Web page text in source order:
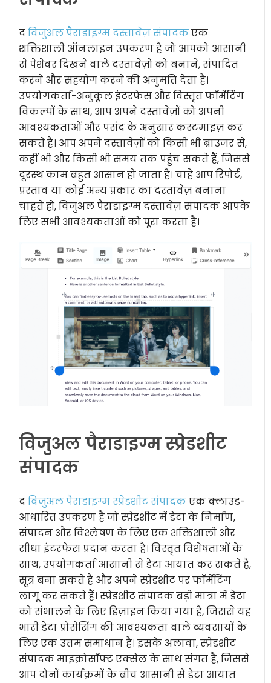
दविजुअल पैराडाइग्म दस्तावेज़ संपादकएक
शक्तिशाली ऑनलाइन उपकरण है जो आपको आसानी
से पेशेवर दिखने वाले दस्तावेज़ों को बनाने, संपादित
करने और सहयोग करने की अनुमति देता है।
उपयोगकर्ता-अनुकूल इंटरफेस और विस्तृत फॉर्मेटिंग
विकल्पों के साथ, आप अपने दस्तावेज़ों को अपनी
आवश्यकताओं और पसंद के अनुसार कस्टमाइज़ कर
सकते हैं। आप अपने दस्तावेज़ों को किसी भी ब्राउज़र से,
कहीं भी और किसी भी समय तक पहुंच सकते हैं, जिससे
दूरस्थ काम बहुत आसान हो जाता है। चाहे आप रिपोर्ट,
प्रस्ताव या कोई अन्य प्रकार का दस्तावेज़ बनाना
चाहते हों, विजुअल पैराडाइग्म दस्तावेज़ संपादक आपके
लिए सभी आवश्यकताओं को पूरा करता है।
विजुअल पैराडाइग्म स्प्रेडशीट
संपादक
दविजुअल पैराडाइग्म स्प्रेडशीट संपादकएक क्लाउड-
आधारित उपकरण है जो स्प्रेडशीट में डेटा के निर्माण,
संपादन और विश्लेषण के लिए एक शक्तिशाली और
सीधा इंटरफेस प्रदान करता है। विस्तृत विशेषताओं के
साथ, उपयोगकर्ता आसानी से डेटा आयात कर सकते हैं,
सूत्र बना सकते हैं और अपने स्प्रेडशीट पर फॉर्मेटिंग
लागू कर सकते हैं। स्प्रेडशीट संपादक बड़ी मात्रा में डेटा
को संभालने के लिए डिज़ाइन किया गया है, जिससे यह
भारी डेटा प्रोसेसिंग की आवश्यकता वाले व्यवसायों के
लिए एक उत्तम समाधान है। इसके अलावा, स्प्रेडशीट
संपादक माइक्रोसॉफ्ट एक्सेल के साथ संगत है, जिससे
आप दोनों कार्यक्रमों के बीच आसानी से डेटा आयात